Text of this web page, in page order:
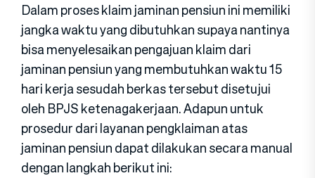
Dalam proses klaim jaminan pensiun ini memiliki
jangka waktu yang dibutuhkan supaya nantinya
bisa menyelesaikan pengajuan klaim dari
jaminan pensiun yang membutuhkan waktu 15
hari kerja sesudah berkas tersebut disetujui
oleh BPJS ketenagakerjaan. Adapun untuk
prosedur dari layanan pengklaiman atas
jaminan pensiun dapat dilakukan secara manual
dengan langkah berikut ini: